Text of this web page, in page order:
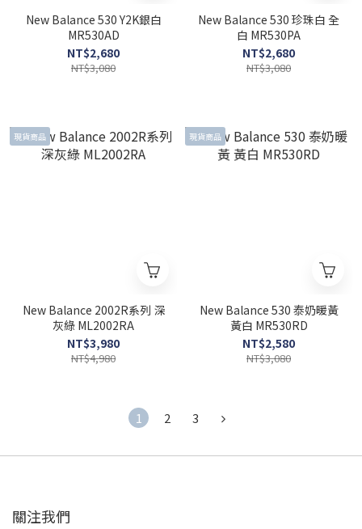
New Balance 530 Y2K銀白
MR530AD
NT$2,680
NT$3,080
New Balance 530 珍珠白 全
白 MR530PA
NT$2,680
NT$3,080
現貨商品
New Balance 2002R系列 深
灰綠 ML2002RA
NT$3,980
NT$4,980
現貨商品
New Balance 530 泰奶暖黃
黃白 MR530RD
NT$2,580
NT$3,080
1 2 3
關注我們